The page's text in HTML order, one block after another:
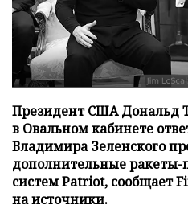
Президент США Дональд
в Овальном кабинете
Владимира Зеленского
дополнительные ракеты-
систем Patriot, сообщает
на источники.